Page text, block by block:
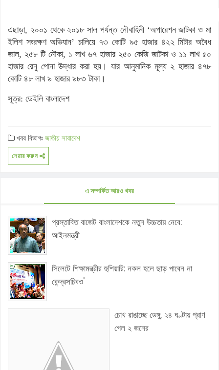
এছাড়া, ২০০১ থেকে ২০১৮ সাল পর্যন্ত নৌবাহিনী ‘অপারেশন জাটকা ও মা
ইলিশ সংরক্ষণ অভিযান’ চালিয়ে ৭৩ কোটি ৯৫ হাজার ৪২২ মিটার অবৈধ
জাল, ২৫৮ টি নৌকা, ১ লাখ ৬৭ হাজার ২৫০ কেজি জাটকা ও ১১ লাখ ৫০
হাজার রেনু পোনা উদ্ধার করা হয়। যার আনুমানিক মূল্য ২ হাজার ৪৭৮
কোটি ৪৮ লাখ ৯ হাজার ৯৮৩ টাকা।
সূত্র: ডেইলি বাংলাদেশ
খবর বিভাগঃজাতীয়সারাদেশ
শেয়ার করুন
এ সম্পর্কিত আরও খবর
প্রস্তাবিত বাজেট বাংলাদেশকে নতুন উচ্চতায় নেবে:
আইনমন্ত্রী
সিলেটে শিক্ষামন্ত্রীর হুশিয়ারি: নকল হলে ছাড় পাবেন না
কেন্দ্রসচিবও'
চোখ রাঙাচ্ছে ডেঙ্গু, ২৪ ঘণ্টায় প্রাণ
গেল ২ জনের